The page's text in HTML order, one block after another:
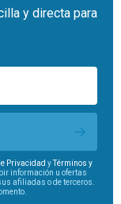
y directa para
Privacidad yTérminos y
información u ofertas
afiliadas o de terceros.